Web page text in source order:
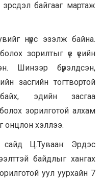
эрсдэл байгааг мартаж
нүүрс эзэлж байна.
зорилтыг үе үеийн
Шинээр бүрэлдсэн,
засгийн тогтвортой
байх, эдийн засгаа
зорилготой алхам
онцлон хэллээ.
сайд Ц.Туваан: Эрдэс
байдлыг хангах
уул уурхайн 7